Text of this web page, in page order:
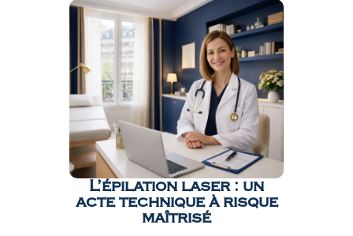
L’épilation laser : un
acte technique à risque
maîtrisé